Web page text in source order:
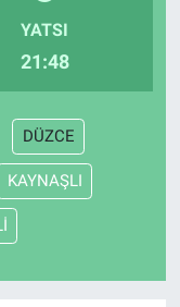
YATSI
21:48
DÜZCE
KAYNAŞLI